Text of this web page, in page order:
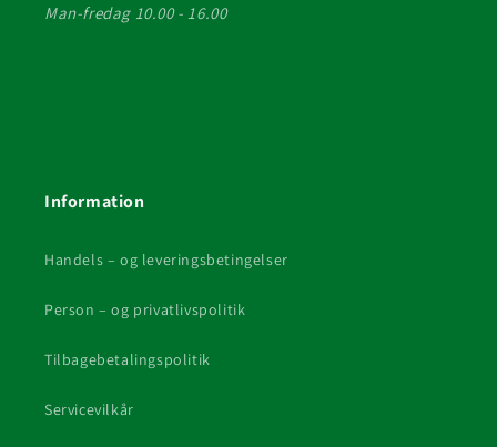
Man-fredag 10.00 - 16.00
Information
Handels – og leveringsbetingelser
Person – og privatlivspolitik
Tilbagebetalingspolitik
Servicevilkår